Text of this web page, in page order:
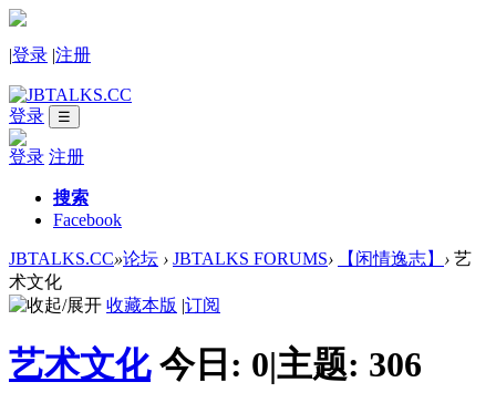
|登录 |注册
登录 ☰
登录 注册
搜索
Facebook
JBTALKS.CC»论坛 › JBTALKS FORUMS› 【闲情逸志】 › 艺
术文化
收藏本版 |订阅
艺术文化 今日: 0|主题: 306